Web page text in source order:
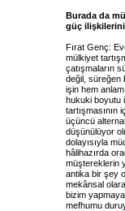
Burada da
güç
Fırat Genç:
mülkiyet
çatışmaların
değil, süreğen
işin hem
hukuki boyutu
tartışmasının
üçüncü
düşünülüyor
dolayısıyla
hâlihazırda
müştereklerin
antika bir şey
mekânsal
bizim
mefhumu